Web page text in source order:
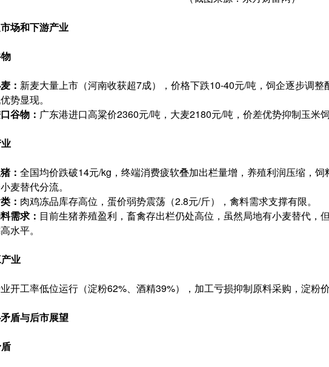
场和下游产业
： 新麦大量上市（河南收获超7成），价格下跌10-40元/吨，饲企逐步调
势显现。
谷物： 广东港进口高粱价2360元/吨，大麦2180元/吨，价差优势抑制玉米饲
： 全国均价跌破14元/kg，终端消费疲软叠加出栏量增，养殖利润压缩，
麦替代分流。
： 肉鸡冻品库存高位，蛋价弱势震荡（2.8元/斤），禽料需求支撑有限。
需求： 目前生猪养殖盈利，畜禽存出栏仍处高位，虽然局地有小麦替代，
水平。
业
开工率低位运行（淀粉62%、酒精39%），加工亏损抑制原料采购，淀粉
盾与后市展望